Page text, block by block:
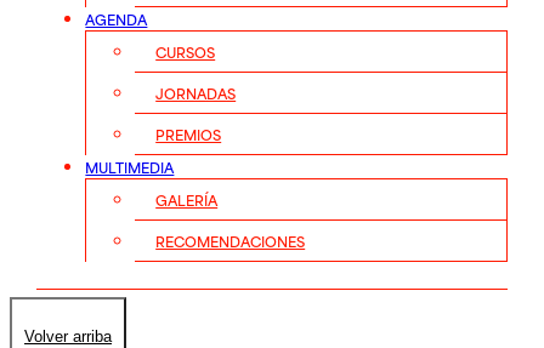
AGENDA
CURSOS
JORNADAS
PREMIOS
MULTIMEDIA
GALERÍA
RECOMENDACIONES
Volver arriba